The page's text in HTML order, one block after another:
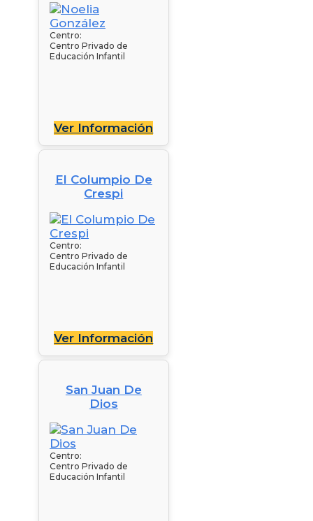
Centro:
Centro Privado de
Educación Infantil
Ver Información
El Columpio De
Crespi
Centro:
Centro Privado de
Educación Infantil
Ver Información
San Juan De
Dios
Centro:
Centro Privado de
Educación Infantil